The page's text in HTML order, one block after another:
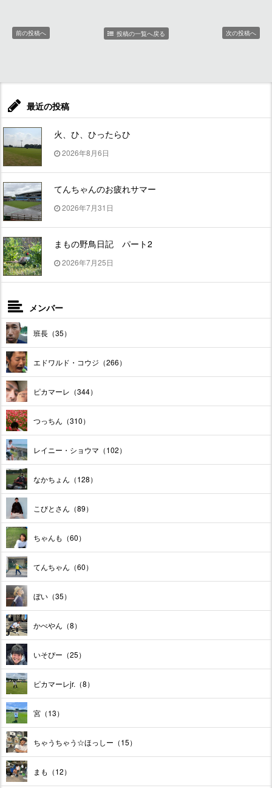
前の投稿へ 投稿の一覧へ戻る 次の投稿へ
最近の投稿
火、ひ、ひったらひ
2026年8月6日
てんちゃんのお疲れサマー
2026年7月31日
まもの野鳥日記 パート2
2026年7月25日
メンバー
班長（35）
エドワルド・コウジ（266）
ピカマーレ（344）
つっちん（310）
レイニー・ショウマ（102）
なかちょん（128）
こびとさん（89）
ちゃんも（60）
てんちゃん（60）
ぼい（35）
かべやん（8）
いそぴー（25）
ピカマーレjr.（8）
宮（13）
ちゃうちゃう☆ほっしー（15）
まも（12）